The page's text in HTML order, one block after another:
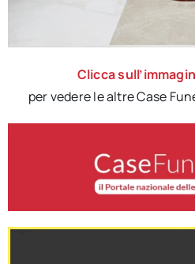
Clicca
per vedere le altre Case